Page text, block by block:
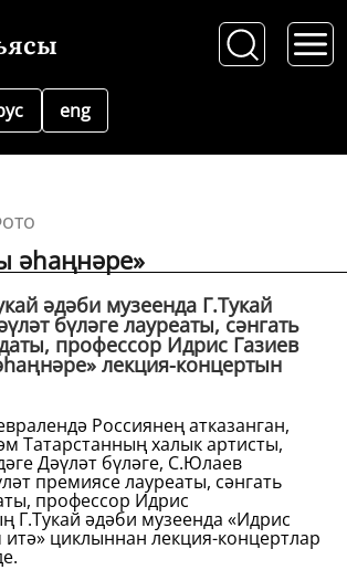
eng
әһаңнәре»
әдәби музеенда Г.Тукай
бүләге лауреаты, сәнгать
профессор Идрис Газиев
лекция-концертын
Россиянең атказанган,
Татарстанның халык артисты,
Дәүләт бүләге, С.Юлаев
премиясе лауреаты, сәнгать
профессор Идрис
Г.Тукай әдәби музеенда «Идрис
итә» циклыннан лекция-концертлар